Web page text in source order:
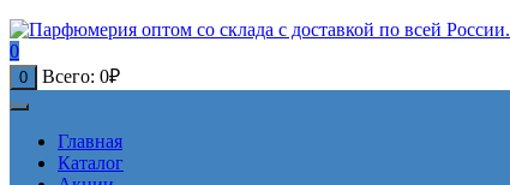
0
0 Всего: 0₽
Главная
Каталог